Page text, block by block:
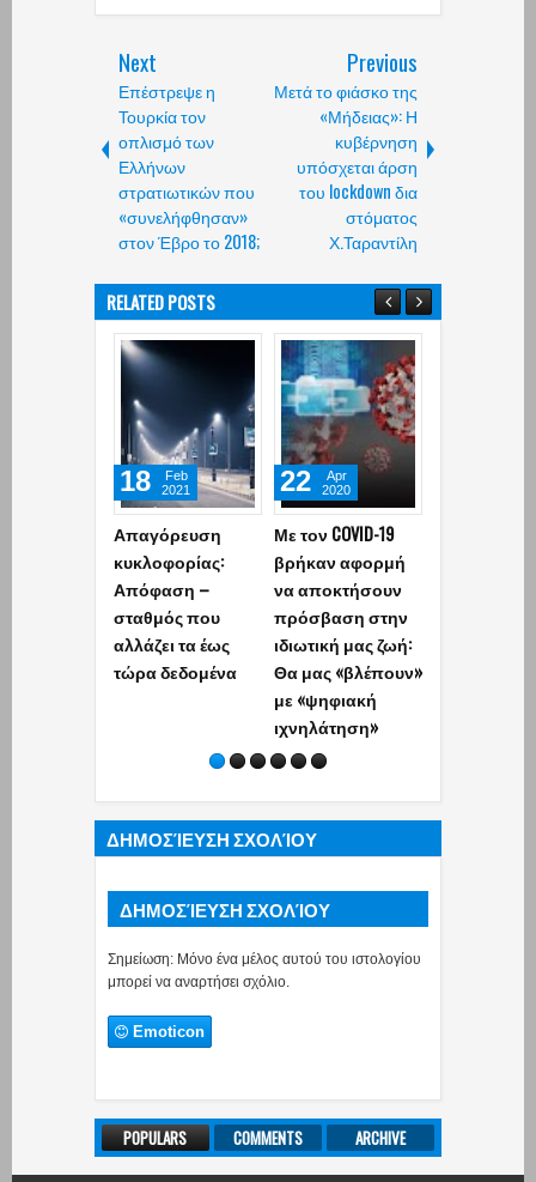
Next
Επέστρεψε η
Τουρκία τον
οπλισμό των
Ελλήνων
στρατιωτικών που
«συνελήφθησαν»
στον Έβρο το 2018;
Previous
Μετά το φιάσκο της
«Μήδειας»: Η
κυβέρνηση
υπόσχεται άρση
του lockdown δια
στόματος
Χ.Ταραντίλη
RELATED POSTS
Απαγόρευση
κυκλοφορίας:
Απόφαση –
σταθμός που
αλλάζει τα έως
τώρα δεδομένα
18
Feb
2021
Με τον COVID-19
βρήκαν αφορμή
να αποκτήσουν
πρόσβαση στην
ιδιωτική μας ζωή:
Θα μας «βλέπουν»
με «ψηφιακή
ιχνηλάτηση»
22
Apr
2020
ΔΗΜΟΣΊΕΥΣΗ ΣΧΟΛΊΟΥ
ΔΗΜΟΣΊΕΥΣΗ ΣΧΟΛΊΟΥ
Σημείωση: Μόνο ένα μέλος αυτού του ιστολογίου
μπορεί να αναρτήσει σχόλιο.
Emoticon
POPULARS COMMENTS ARCHIVE